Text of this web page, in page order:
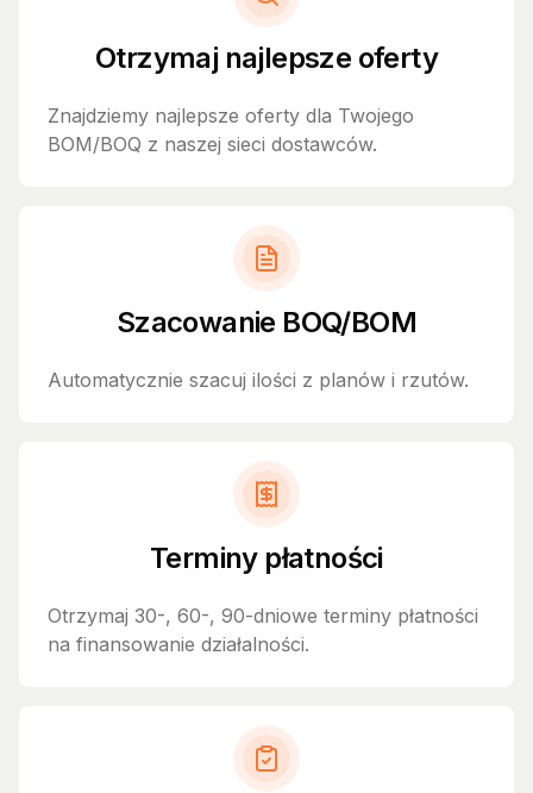
Otrzymaj najlepsze oferty
Znajdziemy najlepsze oferty dla Twojego
BOM/BOQ z naszej sieci dostawców.
Szacowanie BOQ/BOM
Automatycznie szacuj ilości z planów i rzutów.
Terminy płatności
Otrzymaj 30-, 60-, 90-dniowe terminy płatności
na finansowanie działalności.